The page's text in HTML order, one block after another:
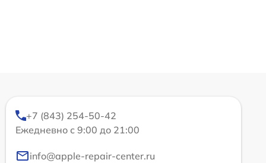
+7 (843) 254-50-42
Ежедневно с 9:00 до 21:00
info@apple-repair-center.ru